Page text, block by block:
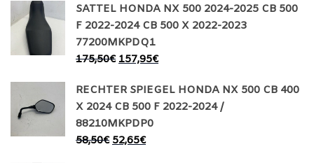
SATTEL HONDA NX 500 2024-2025 CB 500
F 2022-2024 CB 500 X 2022-2023
77200MKPDQ1
175,50€ 157,95€
RECHTER SPIEGEL HONDA NX 500 CB 400
X 2024 CB 500 F 2022-2024 /
88210MKPDP0
58,50€ 52,65€